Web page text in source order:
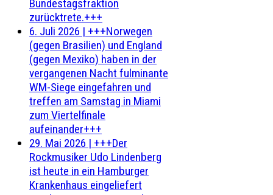
Bundestagsfraktion
zurücktrete.+++
6. Juli 2026 | +++Norwegen
(gegen Brasilien) und England
(gegen Mexiko) haben in der
vergangenen Nacht fulminante
WM-Siege eingefahren und
treffen am Samstag in Miami
zum Viertelfinale
aufeinander+++
29. Mai 2026 | +++Der
Rockmusiker Udo Lindenberg
ist heute in ein Hamburger
Krankenhaus eingeliefert